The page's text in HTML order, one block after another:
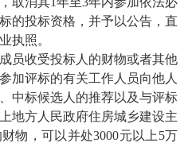
的投标资格，并予以公告，直
执照。
员收受投标人的财物或者其他
加评标的有关工作人员向他人
中标候选人的推荐以及与评标
地方人民政府住房城乡建设主
物，可以并处3000元以上5万